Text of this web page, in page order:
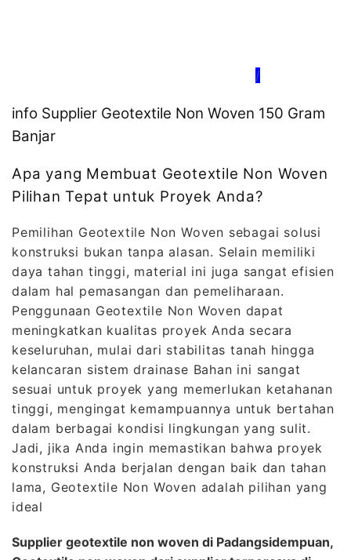
/
info Supplier Geotextile Non Woven 150 Gram
Banjar
Apa yang Membuat Geotextile Non Woven
Pilihan Tepat untuk Proyek Anda?
Pemilihan Geotextile Non Woven sebagai solusi
konstruksi bukan tanpa alasan. Selain memiliki
daya tahan tinggi, material ini juga sangat efisien
dalam hal pemasangan dan pemeliharaan.
Penggunaan Geotextile Non Woven dapat
meningkatkan kualitas proyek Anda secara
keseluruhan, mulai dari stabilitas tanah hingga
kelancaran sistem drainase Bahan ini sangat
sesuai untuk proyek yang memerlukan ketahanan
tinggi, mengingat kemampuannya untuk bertahan
dalam berbagai kondisi lingkungan yang sulit.
Jadi, jika Anda ingin memastikan bahwa proyek
konstruksi Anda berjalan dengan baik dan tahan
lama, Geotextile Non Woven adalah pilihan yang
ideal
Supplier geotextile non woven di Padangsidempuan,